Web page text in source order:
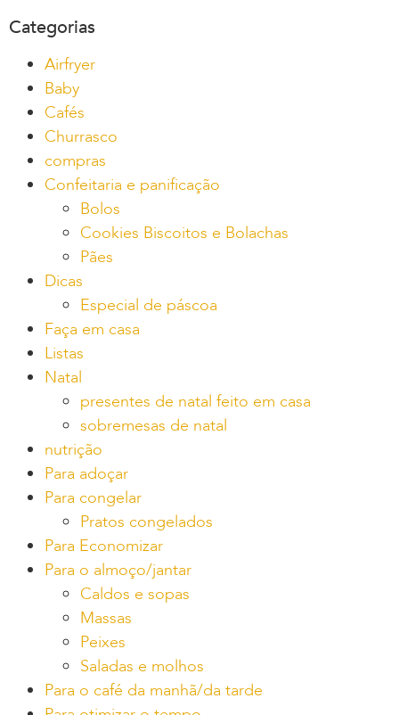
Categorias
Airfryer
Baby
Cafés
Churrasco
compras
Confeitaria e panificação
Bolos
Cookies Biscoitos e Bolachas
Pães
Dicas
Especial de páscoa
Faça em casa
Listas
Natal
presentes de natal feito em casa
sobremesas de natal
nutrição
Para adoçar
Para congelar
Pratos congelados
Para Economizar
Para o almoço/jantar
Caldos e sopas
Massas
Peixes
Saladas e molhos
Para o café da manhã/da tarde